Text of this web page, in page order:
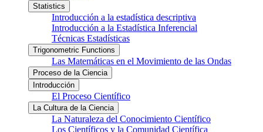
Statistics
Introducción a la estadística descriptiva
Introducción a la Estadística Inferencial
Técnicas Estadísticas
Trigonometric Functions
Las Matemáticas en el Movimiento de las Ondas
Proceso de la Ciencia
Introducción
El Proceso Científico
La Cultura de la Ciencia
La Naturaleza del Conocimiento Científico
Los Científicos y la Comunidad Científica